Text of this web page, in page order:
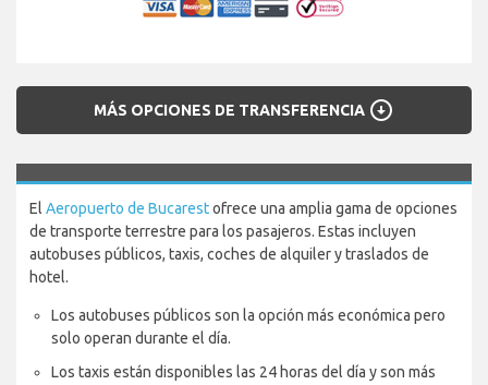
MÁS OPCIONES DE TRANSFERENCIA arrow_circle_down
El Aeropuerto de Bucarestofrece una amplia gama de opciones
de transporte terrestre para los pasajeros. Estas incluyen
autobuses públicos, taxis, coches de alquiler y traslados de
hotel.
Los autobuses públicos son la opción más económica pero
solo operan durante el día.
Los taxis están disponibles las 24 horas del día y son más